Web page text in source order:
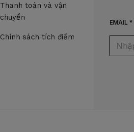
Thanh toán và vận
chuyển
Chính sách tích điểm
EMAIL *